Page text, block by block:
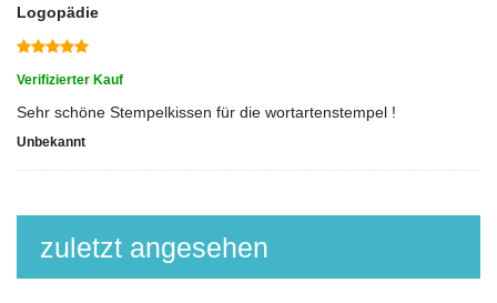
Logopädie
Verifizierter Kauf
Sehr schöne Stempelkissen für die wortartenstempel !
Unbekannt
zuletzt angesehen